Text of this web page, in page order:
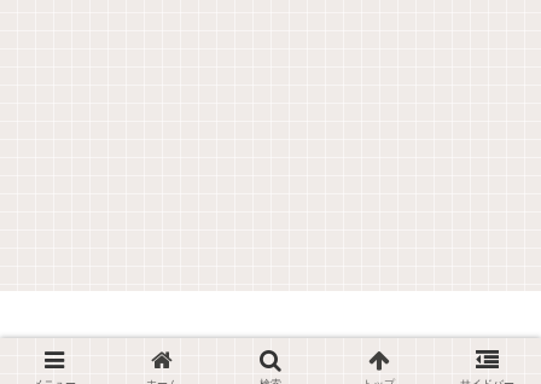
© 2019 学びなおしの４０代でも難関資格を取ろう！.